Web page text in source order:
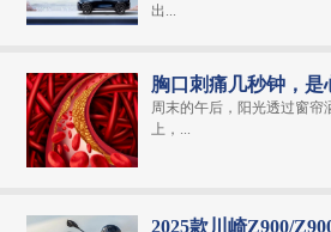
出...
胸口刺痛几秒钟，是
周末的午后，阳光透过窗
上，...
2025款川崎Z900/